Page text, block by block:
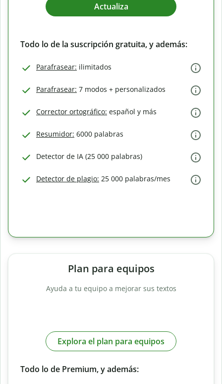
Actualiza
Todo lo de la suscripción gratuita, y además:
Parafrasear: ilimitados
Parafrasear: 7 modos + personalizados
Corrector ortográfico: español y más
Resumidor: 6000 palabras
Detector de IA (25 000 palabras)
Detector de plagio: 25 000 palabras/mes
Plan para equipos
Ayuda a tu equipo a mejorar sus textos
Explora el plan para equipos
Todo lo de Premium, y además: